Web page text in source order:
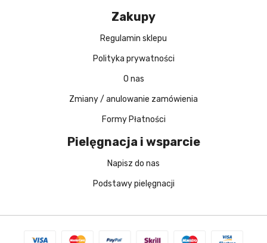
Zakupy
Regulamin sklepu
Polityka prywatności
O nas
Zmiany / anulowanie zamówienia
Formy Płatności
Pielęgnacja i wsparcie
Napisz do nas
Podstawy pielęgnacji